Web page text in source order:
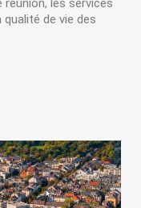
les services
de vie des